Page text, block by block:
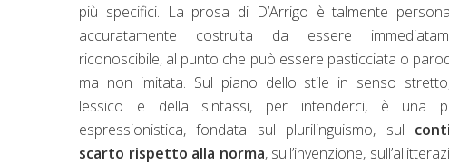
più specifici. La prosa di D’Arrigo è talmente
accuratamente costruita da essere
riconoscibile, al punto che può essere pasticciata o
ma non imitata. Sul piano dello stile in senso
lessico e della sintassi, per intenderci, è una
espressionistica, fondata sul plurilinguismo, sul
scarto rispetto alla norma, sull’invenzione,